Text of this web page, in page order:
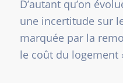
D’autant qu’on
une incertitude sur
marquée par la
le coût du logement